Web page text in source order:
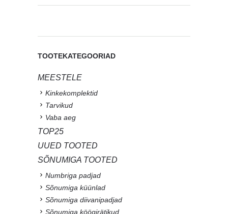
TOOTEKATEGOORIAD
MEESTELE
Kinkekomplektid
Tarvikud
Vaba aeg
TOP25
UUED TOOTED
SÕNUMIGA TOOTED
Numbriga padjad
Sõnumiga küünlad
Sõnumiga diivanipadjad
Sõnumiga köögirätikud